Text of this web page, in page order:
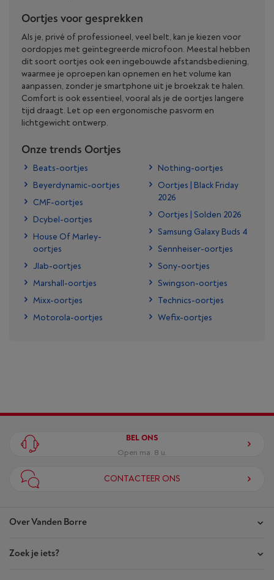
Oortjes voor gesprekken
Als je, privé of professioneel, veel belt, kan je kiezen voor
oordopjes met geïntegreerde microfoon. Meestal hebben
dit soort oortjes ook een ingebouwde afstandsbediening,
waarmee je oproepen kan opnemen en het volume kan
aanpassen, zonder je smartphone uit je broekzak te halen.
Comfort is ook essentieel, vooral als je de oortjes langere
tijd draagt. Let op een ergonomische pasvorm en
lichtgewicht ontwerp.
Onze trends Oortjes
Beats-oortjes
Beyerdynamic-oortjes
CMF-oortjes
Dcybel-oortjes
House Of Marley-
oortjes
Jlab-oortjes
Marshall-oortjes
Mixx-oortjes
Motorola-oortjes
Nothing-oortjes
Oortjes | Black Friday
2026
Oortjes | Solden 2026
Samsung Galaxy Buds 4
Sennheiser-oortjes
Sony-oortjes
Swingson-oortjes
Technics-oortjes
Wefix-oortjes
Over Vanden Borre
Onze winkels
Zoek je iets?
BEL ONS
Open ma. 8 u.
CONTACTEER ONS